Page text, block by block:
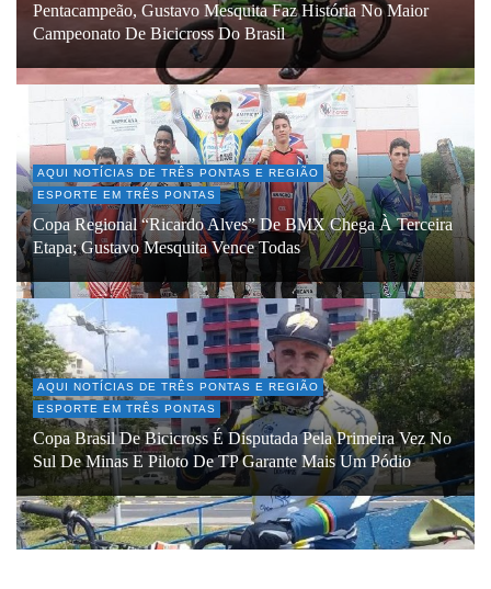
Pentacampeão, Gustavo Mesquita Faz História No Maior
Campeonato De Bicicross Do Brasil
AQUI NOTÍCIAS DE TRÊS PONTAS E REGIÃO
ESPORTE EM TRÊS PONTAS
Copa Regional “Ricardo Alves” De BMX Chega À Terceira
Etapa; Gustavo Mesquita Vence Todas
AQUI NOTÍCIAS DE TRÊS PONTAS E REGIÃO
ESPORTE EM TRÊS PONTAS
Copa Brasil De Bicicross É Disputada Pela Primeira Vez No
Sul De Minas E Piloto De TP Garante Mais Um Pódio